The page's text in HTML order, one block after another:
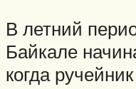
В летний
Байкале
когда